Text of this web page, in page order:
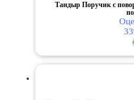
Тандыр Поручик с